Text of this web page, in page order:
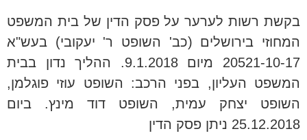
בקשת רשות לערער על פסק הדין של בית המשפט
המחוזי בירושלים (כב' השופט ר' יעקובי) בעש"א
20521-10-17 מיום 9.1.2018. ההליך נדון בבית
המשפט העליון, בפני הרכב: השופט עוזי פוגלמן,
השופט יצחק עמית, השופט דוד מינץ. ביום
25.12.2018 ניתן פסק הדין